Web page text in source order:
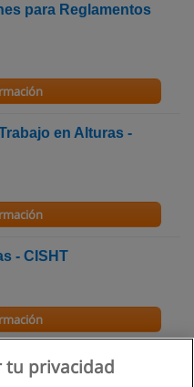
para Reglamentos
en Alturas -
- CISHT
en Trabajos de
tu privacidad